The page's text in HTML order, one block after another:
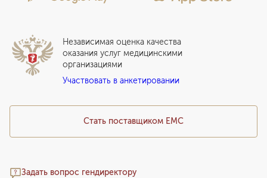
Стационар
Прайс-лист
Подарочный сертификат EMC
Медицинский туризм
Программы привилегий
Стать поставщиком ЕМС
Задать вопрос гендиректору
Независимая оценка качества
оказания услуг медицинскими
организациями
Участвовать в анкетировании